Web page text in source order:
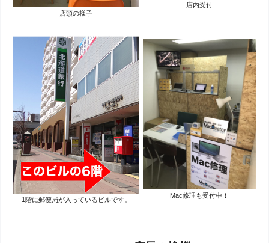
店頭の様子
店内受付
1階に郵便局が入っているビルです。
Mac修理も受付中！